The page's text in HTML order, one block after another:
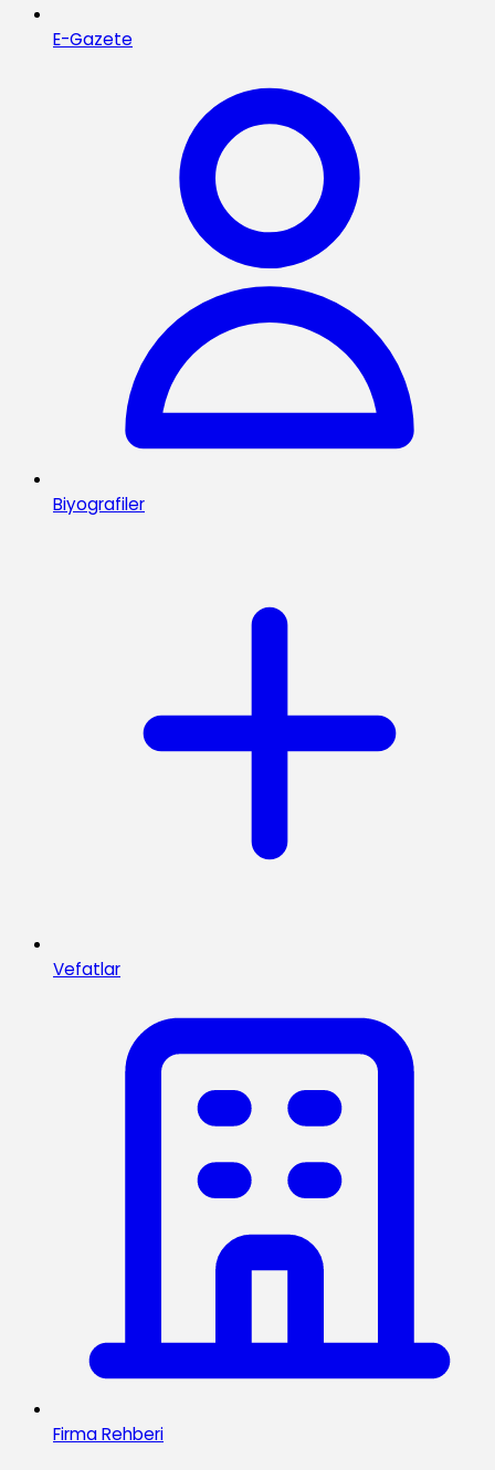
E-Gazete
Biyografiler
Vefatlar
Firma Rehberi